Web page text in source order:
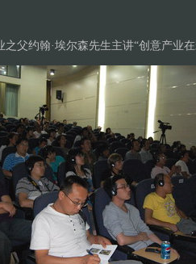
之父约翰·埃尔森先生主讲“创意产业